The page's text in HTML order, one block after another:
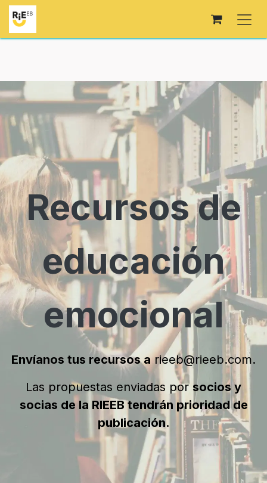
Skip to Content
Recursos de
educación
emocional
Envíanos tus recursos a rieeb@rieeb.com.
Las propuestas enviadas por socios y
socias de la RIEEB tendrán prioridad de
publicación.